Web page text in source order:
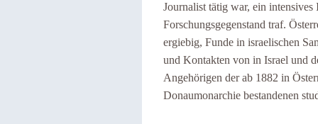
Journalist tätig war, ein intensives
Forschungsgegenstand traf.
ergiebig, Funde in israelischen
und Kontakten von in Israel und
Angehörigen der ab 1882 in
Donaumonarchie bestandenen